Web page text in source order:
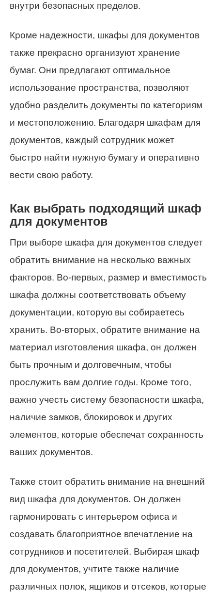
внутри безопасных пределов.
Кроме надежности, шкафы для документов
также прекрасно организуют хранение
бумаг. Они предлагают оптимальное
использование пространства, позволяют
удобно разделить документы по категориям
и местоположению. Благодаря шкафам для
документов, каждый сотрудник может
быстро найти нужную бумагу и оперативно
вести свою работу.
Как выбрать подходящий шкаф
для документов
При выборе шкафа для документов следует
обратить внимание на несколько важных
факторов. Во-первых, размер и вместимость
шкафа должны соответствовать объему
документации, которую вы собираетесь
хранить. Во-вторых, обратите внимание на
материал изготовления шкафа, он должен
быть прочным и долговечным, чтобы
прослужить вам долгие годы. Кроме того,
важно учесть систему безопасности шкафа,
наличие замков, блокировок и других
элементов, которые обеспечат сохранность
ваших документов.
Также стоит обратить внимание на внешний
вид шкафа для документов. Он должен
гармонировать с интерьером офиса и
создавать благоприятное впечатление на
сотрудников и посетителей. Выбирая шкаф
для документов, учтите также наличие
различных полок, ящиков и отсеков, которые